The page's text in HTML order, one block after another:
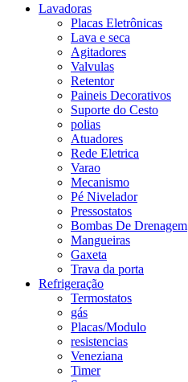
Lavadoras
Placas Eletrônicas
Lava e seca
Agitadores
Valvulas
Retentor
Paineis Decorativos
Suporte do Cesto
polias
Atuadores
Rede Eletrica
Varao
Mecanismo
Pé Nivelador
Pressostatos
Bombas De Drenagem
Mangueiras
Gaxeta
Trava da porta
Refrigeração
Termostatos
gás
Placas/Modulo
resistencias
Veneziana
Timer